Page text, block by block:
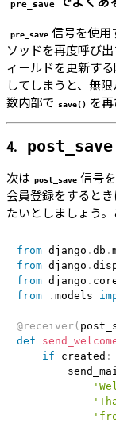
pre_save
pre_save 信号を使用
ソッドを再度呼び
ィールドを更新す
してしまうと、無
数内部で save() を
4. post_save
次は post_save 信号
会員登録をすると
たいとしましょう
from django . db .
from django .
from django .
from
. models
@receiver(
def
if created :